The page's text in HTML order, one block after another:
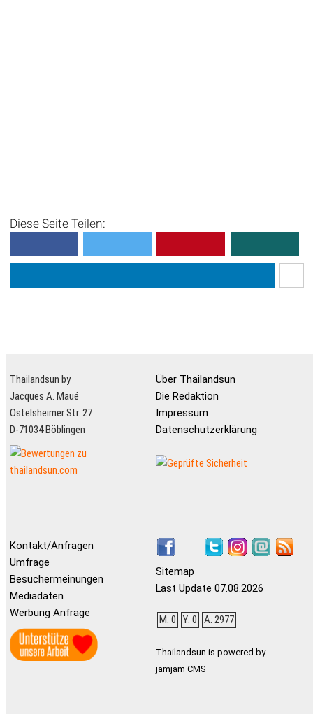
Diese Seite Teilen:
Thailandsun by
Jacques A. Maué
Ostelsheimer Str. 27
D-71034 Böblingen
Über Thailandsun
Die Redaktion
Impressum
Datenschutzerklärung
Kontakt/Anfragen
Umfrage
Besuchermeinungen
Mediadaten
Werbung Anfrage
Sitemap
Last Update 07.08.2026
M: 0 Y: 0 A: 2977
Thailandsun is powered by
jamjam CMS